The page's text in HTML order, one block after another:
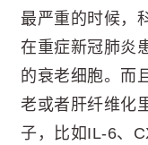
最严重的时候，
在重症新冠肺炎
的衰老细胞。而
老或者肝纤维化
子，比如IL-6、